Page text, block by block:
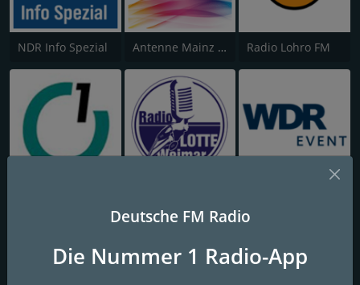
NDR Info Spezial Antenne Mainz 106,6 Radio Lohro FM
coloRadio
Deutsche FM Radio
Die Nummer 1 Radio-App